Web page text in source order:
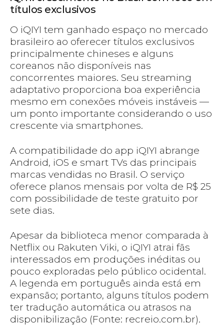
títulos exclusivos
O iQIYI tem ganhado espaço no mercado
brasileiro ao oferecer títulos exclusivos
principalmente chineses e alguns
coreanos não disponíveis nas
concorrentes maiores. Seu streaming
adaptativo proporciona boa experiência
mesmo em conexões móveis instáveis —
um ponto importante considerando o uso
crescente via smartphones.
A compatibilidade do app iQIYI abrange
Android, iOS e smart TVs das principais
marcas vendidas no Brasil. O serviço
oferece planos mensais por volta de R$ 25
com possibilidade de teste gratuito por
sete dias.
Apesar da biblioteca menor comparada à
Netflix ou Rakuten Viki, o iQIYI atrai fãs
interessados em produções inéditas ou
pouco exploradas pelo público ocidental.
A legenda em português ainda está em
expansão; portanto, alguns títulos podem
ter tradução automática ou atrasos na
disponibilização (Fonte: recreio.com.br).